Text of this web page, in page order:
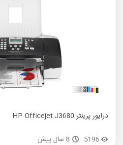
درایور پرینتر HP Officejet J3680
5196
8 سال پیش